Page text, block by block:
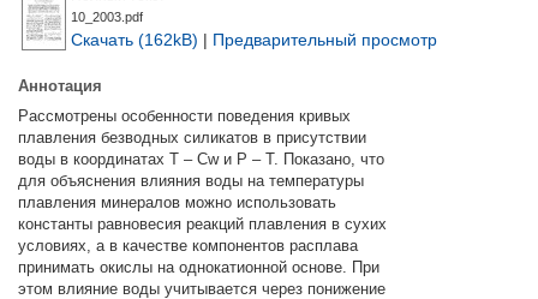
10_2003.pdf
Скачать (162kB) | Предварительный просмотр
Аннотация
Рассмотрены особенности поведения кривых
плавления безводных силикатов в присутствии
воды в координатах T – Cw и P – T. Показано, что
для объяснения влияния воды на температуры
плавления минералов можно использовать
константы равновесия реакций плавления в сухих
условиях, а в качестве компонентов расплава
принимать окислы на однокатионной основе. При
этом влияние воды учитывается через понижение